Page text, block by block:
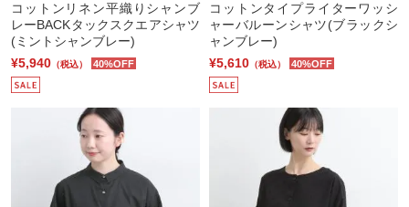
コットンリネン平織りシャンブ
レーBACKタックスクエアシャツ
(ミントシャンブレー)
¥5,940 （税込） 40%OFF
コットンタイプライターワッシ
ャーバルーンシャツ(ブラックシ
ャンブレー)
¥5,610 （税込） 40%OFF